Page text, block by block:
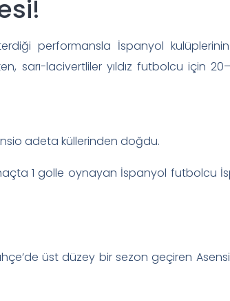
performansla İspanyol
sarı-lacivertliler yıldız futbolcu için
adeta küllerinden doğdu.
1 golle oynayan İspanyol futbolcu
üst düzey bir sezon geçiren